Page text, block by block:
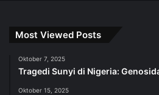
Most Viewed Posts
Oktober 7, 2025
Tragedi Sunyi di Nigeria:
Oktober 15, 2025